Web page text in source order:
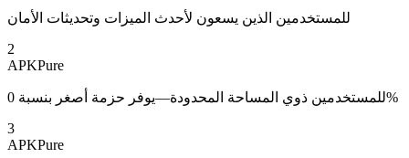
للمستخدمين الذين يسعون لأحدث الميزات وتحديثات الأمان
2
APKPure
للمستخدمين ذوي المساحة المحدودة—يوفر حزمة أصغر بنسبة 0%
3
APKPure